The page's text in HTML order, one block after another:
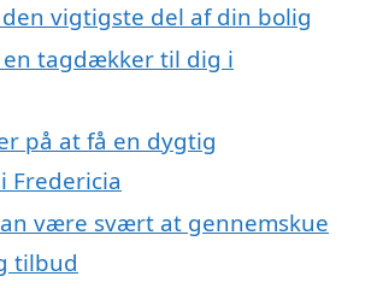
vigtigste del af din bolig
tagdækker til dig i
på at få en dygtig
Fredericia
være svært at gennemskue
tilbud